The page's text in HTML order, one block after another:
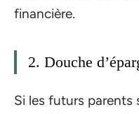
financière.
2. Douche
Si les futurs parents